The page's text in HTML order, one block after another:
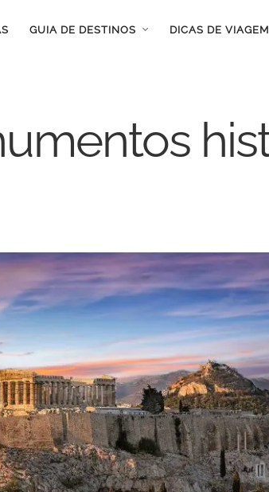
GUIA DE DESTINOS DICAS DE VIAGEM